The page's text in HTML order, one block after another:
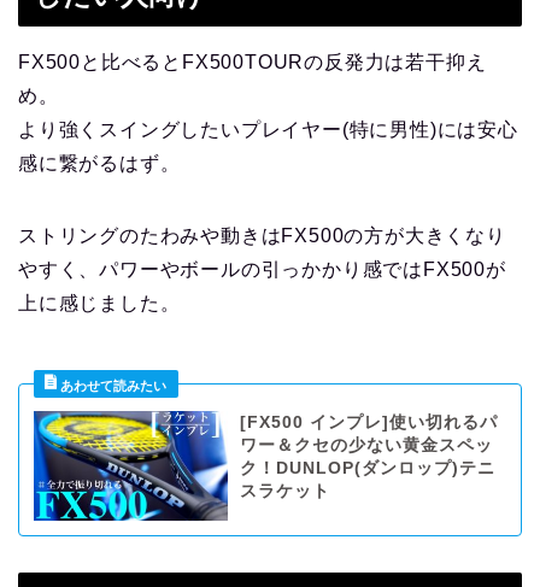
FX500と比べるとFX500TOURの反発力は若干抑え
め。
より強くスイングしたいプレイヤー(特に男性)には安心
感に繋がるはず。
ストリングのたわみや動きはFX500の方が大きくなり
やすく、パワーやボールの引っかかり感ではFX500が
上に感じました。
[FX500 インプレ]使い切れるパ
ワー＆クセの少ない黄金スペッ
ク！DUNLOP(ダンロップ)テニ
スラケット